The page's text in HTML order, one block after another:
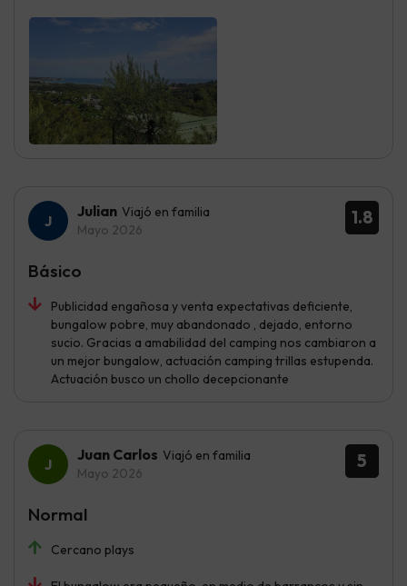
1.8
Julian Viajó en familia
Mayo 2026
Publicidad engañosa y venta expectativas deficiente,
bungalow pobre, muy abandonado , dejado, entorno
sucio. Gracias a amabilidad del camping nos cambiaron a
un mejor bungalow, actuación camping trillas estupenda.
Actuación busco un chollo decepcionante
Básico
5
Juan Carlos Viajó en familia
Mayo 2026
Cercano plays
Normal